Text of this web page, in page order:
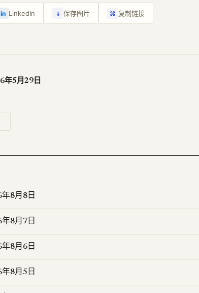
in LinkedIn ↓ 保存图片 ⌘ 复制链接
年5月29日
8月8日
8月7日
8月6日
8月5日